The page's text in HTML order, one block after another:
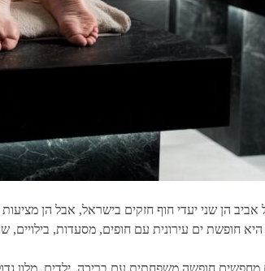
אביב הן שני יעדי חוף חזקים בישראל, אבל הן
חופשת ים עירונית עם חופים, מסעדות,
חופשה משפחתית עם בריכה, ילדים, מלון